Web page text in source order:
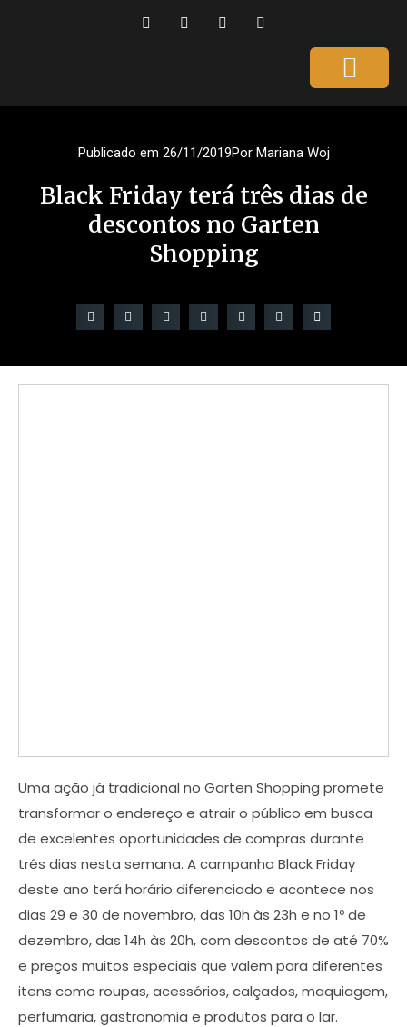
Publicado em 26/11/2019PorMariana Woj
Black Friday terá três dias de
descontos no Garten
Shopping
Uma ação já tradicional no Garten Shopping promete
transformar o endereço e atrair o público em busca
de excelentes oportunidades de compras durante
três dias nesta semana. A campanha Black Friday
deste ano terá horário diferenciado e acontece nos
dias 29 e 30 de novembro, das 10h às 23h e no 1º de
dezembro, das 14h às 20h, com descontos de até 70%
e preços muitos especiais que valem para diferentes
itens como roupas, acessórios, calçados, maquiagem,
perfumaria, gastronomia e produtos para o lar.